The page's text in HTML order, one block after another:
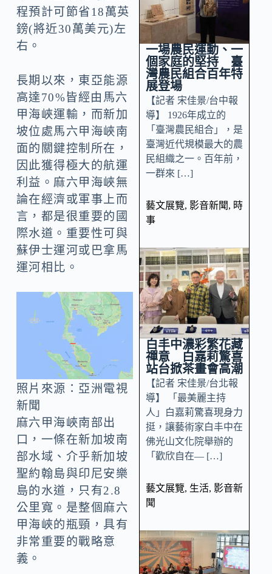
程預計可節省18萬英
鎊(將近30萬美元)左
右。
長期以來，東亞能源
高達70%皆經由馬六
甲海峽運輸，而新加
坡位處馬六甲海峽南
面的關鍵控制所在，
因此獲得極大的航運
利益。麻六甲海峽無
論在經濟或軍事上而
言，都是很重要的國
際水道。重要性可與
蘇伊士運河或巴拿馬
運河相比。
照片來源：亞洲電視
新聞
麻六甲海峽南部出
口，一條在新加坡南
部水域、介乎新加坡
聖約翰島與印尼安樂
島的水道，只有2.8
公里寬。是整個麻六
甲海峽的瓶頸，具有
非常重要的戰略意
義。
一場農民運動、一
個家庭的堅持 臺
灣農民組合百年特
展登場
【記者 宋佳景/台中報
導】 1926年成立的
「臺灣農民組合」，是
臺灣近代規模最大的農
民組織之一。百年前，
一群來 […]
藝文展覽, 影音新聞, 時
事
白丰中濃彩繁花藏
禪意 白嘉莉驚喜
站台掀茶畫會高潮
【記者 宋佳景/台北報
導】 「最美麗主持
人」白嘉莉驚喜現身力
挺，讓藝術家白丰中在
佛光山文化院舉辦的
「歡欣自在— […]
藝文展覽, 生活, 影音新
聞